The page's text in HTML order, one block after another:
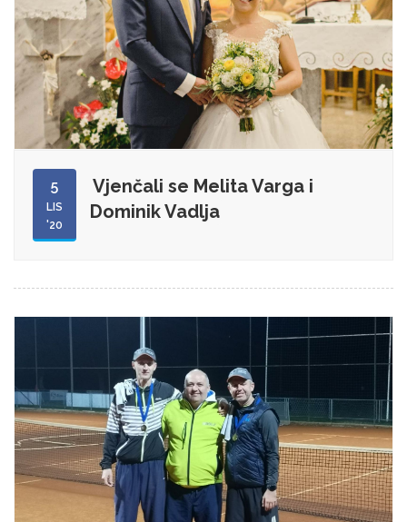
5
LIS
'20
Vjenčali se Melita Varga i
Dominik Vadlja